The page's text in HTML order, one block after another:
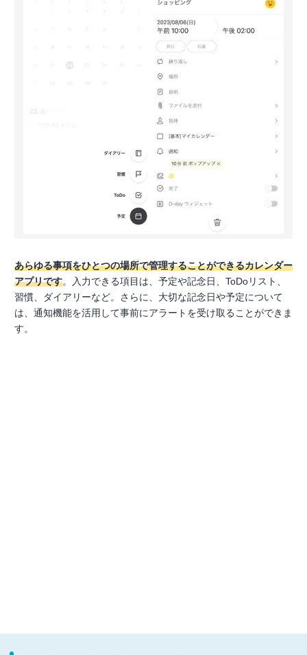
あらゆる事項をひとつの場所で管理することができるカレンダー
アプリです。入力できる項目は、予定や記念日、ToDoリスト、
習慣、ダイアリーなど。さらに、大切な記念日や予定について
は、通知機能を活用して事前にアラートを受け取ることができま
す。